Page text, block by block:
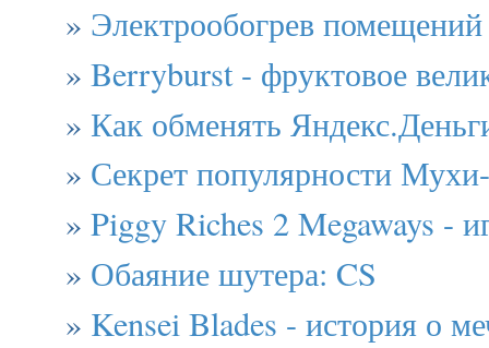
» Электрообогрев помещений
» Berryburst - фруктовое
» Как обменять
» Секрет популярности
» Piggy Riches 2 Megaways -
» Обаяние шутера: CS
» Kensei Blades - история о